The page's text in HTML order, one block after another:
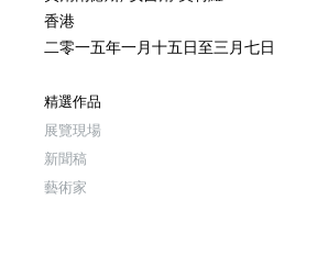
香港
二零一五年一月十五日至三月七日
精選作品
展覽現場
新聞稿
藝術家